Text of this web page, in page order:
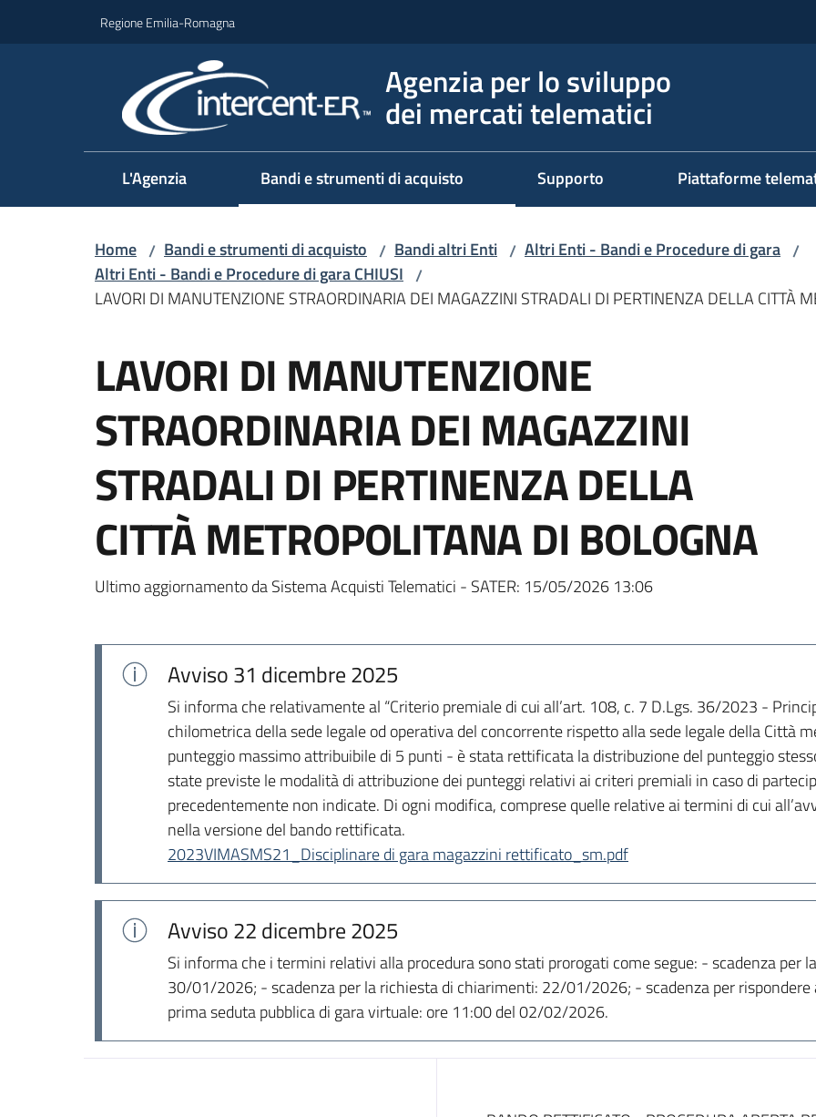
Regione Emilia-Romagna
Agenzia per lo sviluppo
dei mercati telematici
L'Agenzia Bandi e strumenti di acquisto Supporto Piattaforme
Home / Bandi e strumenti di acquisto / Bandi altri Enti / Altri Enti - Bandi e Procedure di gara /
Altri Enti - Bandi e Procedure di gara CHIUSI /
LAVORI DI MANUTENZIONE STRAORDINARIA DEI MAGAZZINI STRADALI DI PERTINENZA DELLA CITTÀ
LAVORI DI MANUTENZIONE
STRAORDINARIA DEI MAGAZZINI
STRADALI DI PERTINENZA DELLA
CITTÀ METROPOLITANA DI BOLOGNA
Ultimo aggiornamento da Sistema Acquisti Telematici - SATER: 15/05/2026 13:06
Avviso31 dicembre 2025
Si informa che relativamente al “Criterio premiale di cui all’art. 108, c. 7 D.Lgs. 36/2023 -
chilometrica della sede legale od operativa del concorrente rispetto alla sede legale della Città
punteggio massimo attribuibile di 5 punti - è stata rettificata la distribuzione del punteggio
state previste le modalità di attribuzione dei punteggi relativi ai criteri premiali in caso di
precedentemente non indicate. Di ogni modifica, comprese quelle relative ai termini di cui
nella versione del bando rettificata.
2023VIMASMS21_Disciplinare di gara magazzini rettificato_sm.pdf
Avviso22 dicembre 2025
Si informa che i termini relativi alla procedura sono stati prorogati come segue: - scadenza per
30/01/2026; - scadenza per la richiesta di chiarimenti: 22/01/2026; - scadenza per
prima seduta pubblica di gara virtuale: ore 11:00 del 02/02/2026.